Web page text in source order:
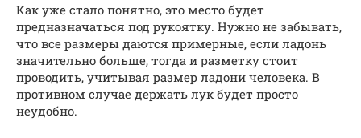
Как уже стало понятно, это место будет
предназначаться под рукоятку. Нужно не забывать,
что все размеры даются примерные, если ладонь
значительно больше, тогда и разметку стоит
проводить, учитывая размер ладони человека. В
противном случае держать лук будет просто
неудобно.